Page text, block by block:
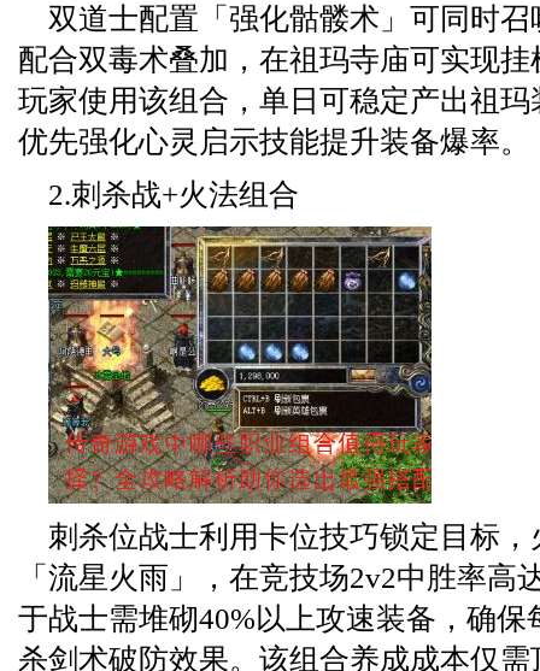
双道士配置「强化骷髅术」可同时
配合双毒术叠加，在祖玛寺庙可实现
玩家使用该组合，单日可稳定产出祖玛
优先强化心灵启示技能提升装备爆率。
2.刺杀战+火法组合
刺杀位战士利用卡位技巧锁定目标
「流星火雨」，在竞技场2v2中胜率高
于战士需堆砌40%以上攻速装备，确保
杀剑术破防效果。该组合养成成本仅